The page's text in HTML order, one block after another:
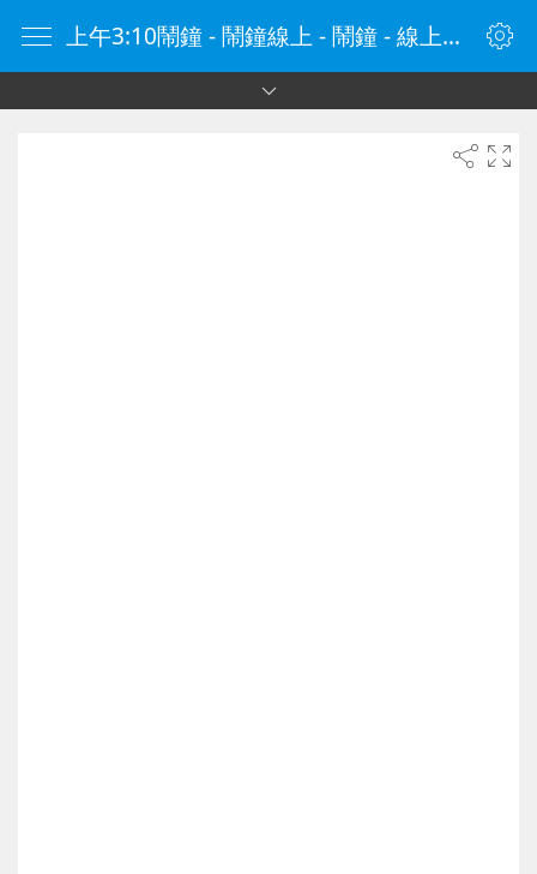
上午3:10鬧鐘 - 鬧鐘線上 - 鬧鐘 - 線上鬧鐘 - 在線鬧鐘 - 鬧鐘在線 - naozhong.tw